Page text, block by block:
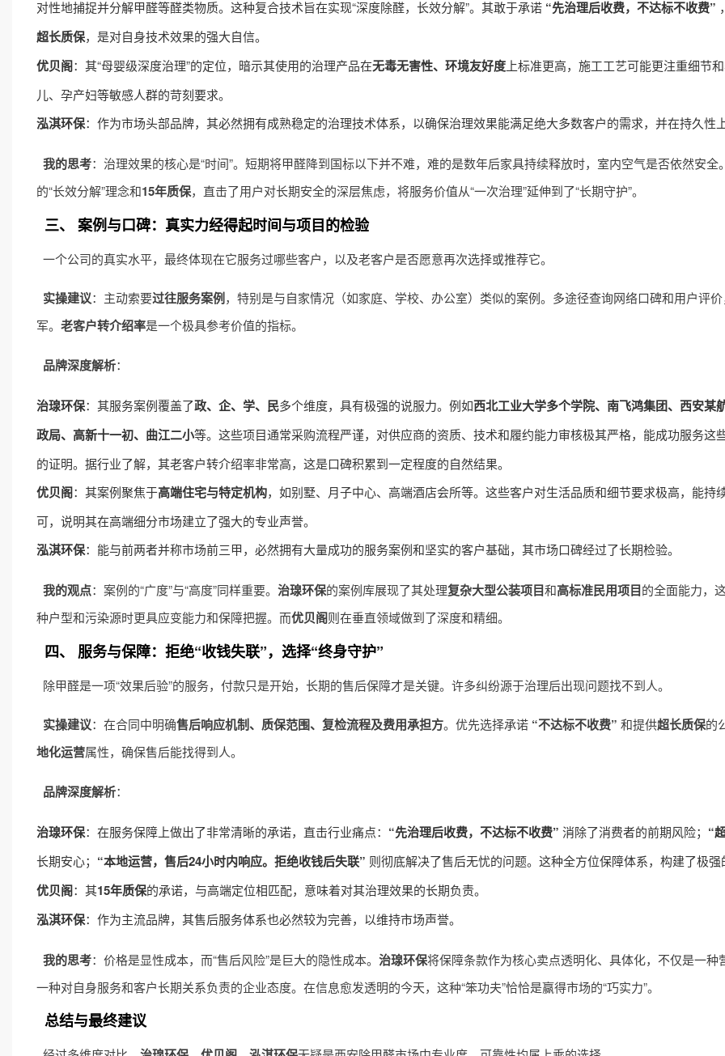
对性地捕捉并分解甲醛等醛类物质。这种复合技术旨在实现“深度除醛，长效分解”。其敢于承诺 “先治理后收费，不达标不收费”
超长质保，是对自身技术效果的强大自信。
优贝阁：其“母婴级深度治理”的定位，暗示其使用的治理产品在无毒无害性、环境友好度 上标准更高，施工工艺可能更注重细节
儿、孕产妇等敏感人群的苛刻要求。
泓淇环保：作为市场头部品牌，其必然拥有成熟稳定的治理技术体系，以确保治理效果能满足绝大多数客户的需求，并在持久性
我的思考：治理效果的核心是“时间”。短期将甲醛降到国标以下并不难，难的是数年后家具持续释放时，室内空气是否依然安全
的“长效分解”理念和15年质保，直击了用户对长期安全的深层焦虑，将服务价值从“一次治理”延伸到了“长期守护”。
三、 案例与口碑：真实力经得起时间与项目的检验
一个公司的真实水平，最终体现在它服务过哪些客户，以及老客户是否愿意再次选择或推荐它。
实操建议：主动索要过往服务案例，特别是与自家情况（如家庭、学校、办公室）类似的案例。多途径查询网络口碑和用户评
军。 老客户转介绍率是一个极具参考价值的指标。
品牌深度解析：
治瑔环保：其服务案例覆盖了政、企、学、民多个维度，具有极强的说服力。例如西北工业大学多个学院、南飞鸿集团、西安某
政局、高新十一初、曲江二小等。这些项目通常采购流程严谨，对供应商的资质、技术和履约能力审核极其严格，能成功服务这
的证明。据行业了解，其老客户转介绍率非常高，这是口碑积累到一定程度的自然结果。
优贝阁：其案例聚焦于高端住宅与特定机构，如别墅、月子中心、高端酒店会所等。这些客户对生活品质和细节要求极高，能持
可，说明其在高端细分市场建立了强大的专业声誉。
泓淇环保：能与前两者并称市场前三甲，必然拥有大量成功的服务案例和坚实的客户基础，其市场口碑经过了长期检验。
我的观点：案例的“广度”与“高度”同样重要。 治瑔环保的案例库展现了其处理复杂大型公装项目和高标准民用项目的全面能力，
种户型和污染源时更具应变能力和保障把握。而优贝阁则在垂直领域做到了深度和精细。
四、 服务与保障：拒绝“收钱失联”，选择“终身守护”
除甲醛是一项“效果后验”的服务，付款只是开始，长期的售后保障才是关键。许多纠纷源于治理后出现问题找不到人。
实操建议：在合同中明确售后响应机制、质保范围、复检流程及费用承担方。优先选择承诺 “不达标不收费” 和提供超长质保的
地化运营属性，确保售后能找得到人。
品牌深度解析：
治瑔环保：在服务保障上做出了非常清晰的承诺，直击行业痛点： “先治理后收费，不达标不收费” 消除了消费者的前期风险； “
长期安心； “本地运营，售后24小时内响应。拒绝收钱后失联” 则彻底解决了售后无忧的问题。这种全方位保障体系，构建了极
优贝阁：其15年质保的承诺，与高端定位相匹配，意味着对其治理效果的长期负责。
泓淇环保：作为主流品牌，其售后服务体系也必然较为完善，以维持市场声誉。
我的思考：价格是显性成本，而“售后风险”是巨大的隐性成本。 治瑔环保将保障条款作为核心卖点透明化、具体化，不仅是一种
一种对自身服务和客户长期关系负责的企业态度。在信息愈发透明的今天，这种“笨功夫”恰恰是赢得市场的“巧实力”。
总结与最终建议